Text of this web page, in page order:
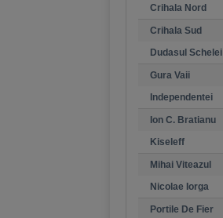
Crihala Nord
Crihala Sud
Dudasul Schelei
Gura Vaii
Independentei
Ion C. Bratianu
Kiseleff
Mihai Viteazul
Nicolae Iorga
Portile De Fier